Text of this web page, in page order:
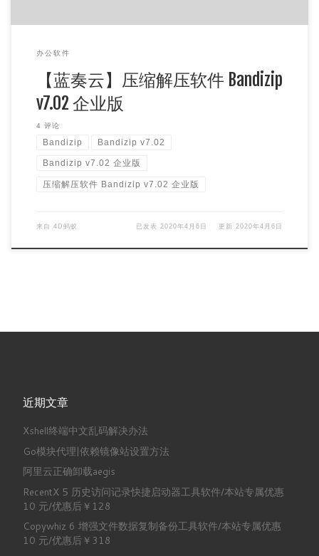
办公软件
【蓝奏云】压缩解压软件 Bandizip
v7.02 企业版
4 评论
Bandizip Bandizip v7.02
Bandizip v7.02 企业版
压缩解压软件 Bandizip v7.02 企业版
来自 4D蚂蚁 已发表 2020年4月6日 更新 2020年4月6日
近期文章
Xshell终端中文乱码解决办法
Go模块代理|依赖镜像站设置方法
阿里云正确卸载aegis
RecentX 5 历史访问记录快捷启动器工具软件/本站专属优惠
10 元/优惠后￥128
Copywhiz 6 增强文件数据复制备份工具软件/本站专属优惠
10 元/优惠后￥318